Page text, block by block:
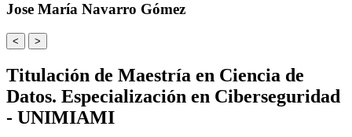
Jose María Navarro Gómez
< >
Titulación de Maestría en Ciencia de
Datos. Especialización en Ciberseguridad
- UNIMIAMI